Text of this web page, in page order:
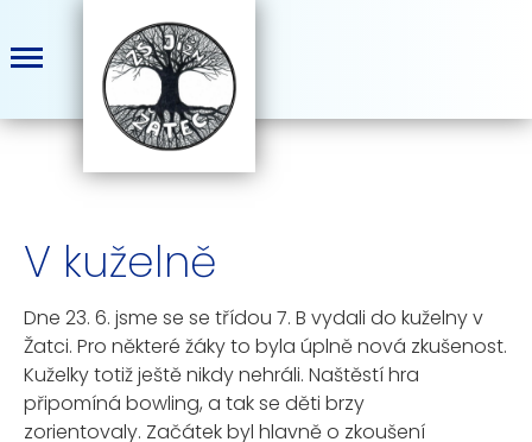
V kuželně
Dne 23. 6. jsme se se třídou 7. B vydali do kuželny v
Žatci. Pro některé žáky to byla úplně nová zkušenost.
Kuželky totiž ještě nikdy nehráli. Naštěstí hra
připomíná bowling, a tak se děti brzy
zorientovaly. Začátek byl hlavně o zkoušení